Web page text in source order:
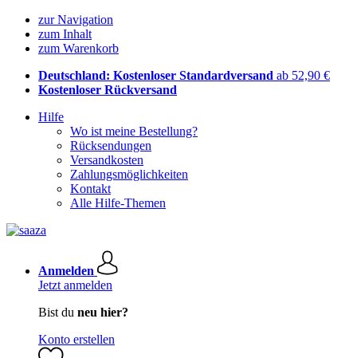
zur Navigation
zum Inhalt
zum Warenkorb
Deutschland: Kostenloser Standardversand ab 52,90 €
Kostenloser Rückversand
Hilfe
Wo ist meine Bestellung?
Rücksendungen
Versandkosten
Zahlungsmöglichkeiten
Kontakt
Alle Hilfe-Themen
Anmelden
Jetzt anmelden
Bist du neu hier?
Konto erstellen